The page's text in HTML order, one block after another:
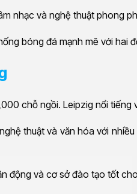
nhạc và nghệ thuật phong
bóng đá mạnh mẽ với hai
chỗ ngồi. Leipzig nổi tiếng
thuật và văn hóa với
động và cơ sở đào tạo tốt